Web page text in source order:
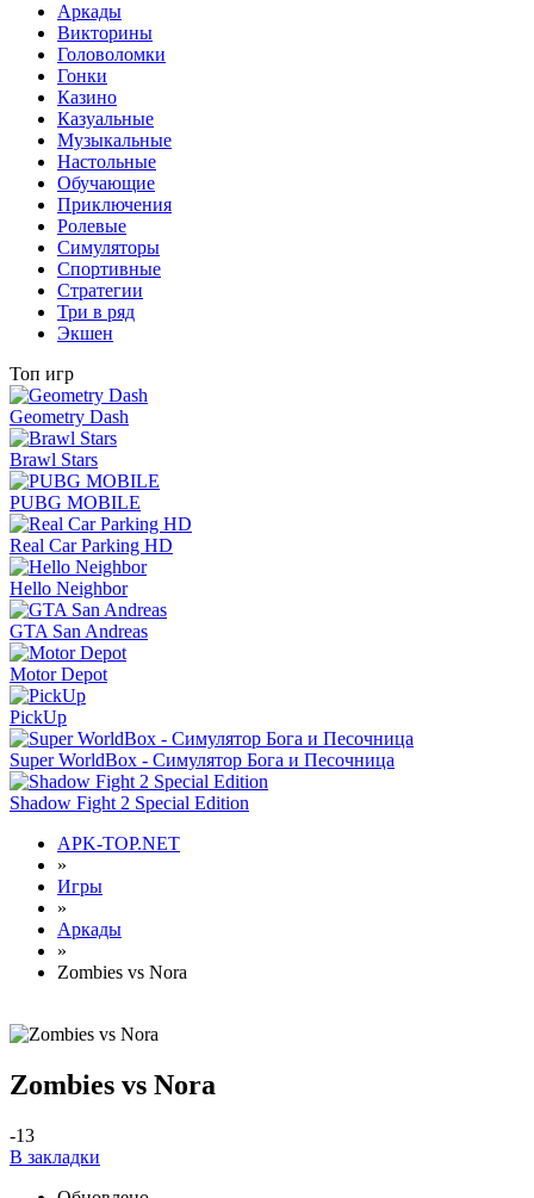
Аркады
Викторины
Головоломки
Гонки
Казино
Казуальные
Музыкальные
Настольные
Обучающие
Приключения
Ролевые
Симуляторы
Спортивные
Стратегии
Три в ряд
Экшен
Топ игр
Geometry Dash
Brawl Stars
PUBG MOBILE
Real Car Parking HD
Hello Neighbor
GTA San Andreas
Motor Depot
PickUp
Super WorldBox - Симулятор Бога и Песочница
Shadow Fight 2 Special Edition
APK-TOP.NET
»
Игры
»
Аркады
»
Zombies vs Nora
Zombies vs Nora
-13
В закладки